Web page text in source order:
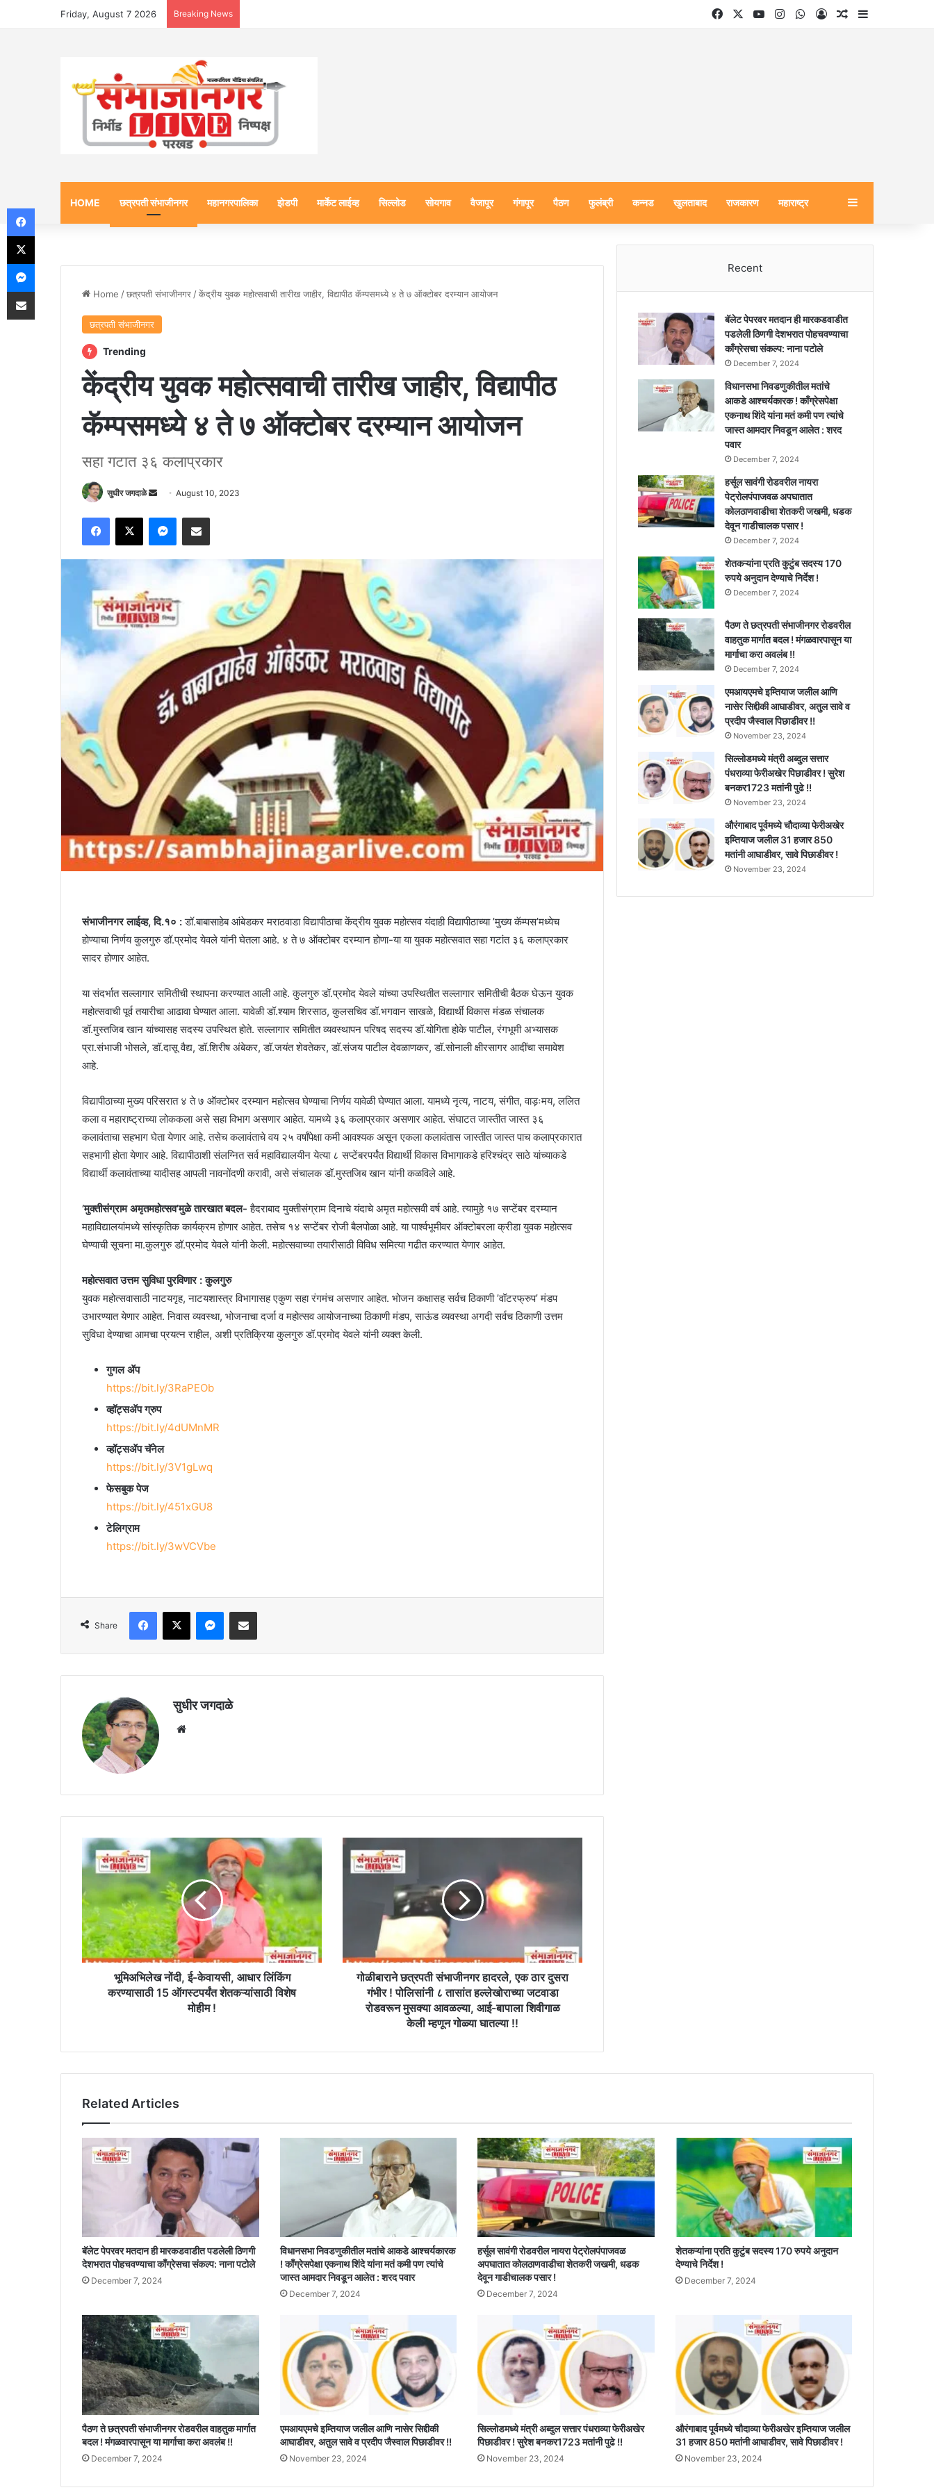
Friday, August 7 2026 Breaking News FacebookYouTubeInstagramWhatsApp
Log InRandom Article
Sidebar
HOME छत्रपती संभाजीनगर महानगरपालिका झेडपी मार्केट लाईव्ह सिल्लोड सोयगाव वैजापूर गंगापूर पैठण फुलंब्री कन्नड खुलताबाद राजकारण महाराष्ट्र Sidebar
Home /छत्रपती संभाजीनगर /केंद्रीय युवक महोत्सवाची तारीख जाहीर, विद्यापीठ कॅम्पसमध्ये ४ ते ७ ऑक्टोबर दरम्यान आयोजन
छत्रपती संभाजीनगर
Trending
केंद्रीय युवक महोत्सवाची तारीख जाहीर, विद्यापीठ
कॅम्पसमध्ये ४ ते ७ ऑक्टोबर दरम्यान आयोजन
सहा गटात ३६ कलाप्रकार
सुधीर जगदाळे
Send
email
August 10, 2023
Facebook
X Messenger
Share via Email
संभाजीनगर लाईव्ह, दि.१० :डॉ.बाबासाहेब आंबेडकर मराठवाडा विद्यापीठाचा केंद्रीय युवक महोत्सव यंदाही विद्यापीठाच्या ’मुख्य कॅम्पस’मध्येच
होण्याचा निर्णय कुलगुरु डॉ.प्रमोद येवले यांनी घेतला आहे. ४ ते ७ ऑक्टोबर दरम्यान होणा-या या युवक महोत्सवात सहा गटांत ३६ कलाप्रकार
सादर होणार आहेत.
या संदर्भात सल्लागार समितीची स्थापना करण्यात आली आहे. कुलगुरु डॉ.प्रमोद येवले यांच्या उपस्थितीत सल्लागार समितीची बैठक घेऊन युवक
महोत्सवाची पूर्व तयारीचा आढावा घेण्यात आला. यावेळी डॉ.श्याम शिरसाठ, कुलसचिव डॉ.भगवान साखळे, विद्यार्थी विकास मंडळ संचालक
डॉ.मुस्तजिब खान यांच्यासह सदस्य उपस्थित होते. सल्लागार समितीत व्यवस्थापन परिषद सदस्य डॉ.योगिता होके पाटील, रंगभूमी अभ्यासक
प्रा.संभाजी भोसले, डॉ.दासू वैद्य, डॉ.शिरीष अंबेकर, डॉ.जयंत शेवतेकर, डॉ.संजय पाटील देवळाणकर, डॉ.सोनाली क्षीरसागर आदींचा समावेश
आहे.
विद्यापीठाच्या मुख्य परिसरात ४ ते ७ ऑक्टोबर दरम्यान महोत्सव घेण्याचा निर्णय यावेळी घेण्यात आला. यामध्ये नृत्य, नाटय, संगीत, वाड़ःमय, ललित
कला व महाराष्ट्राच्या लोककला असे सहा विभाग असणार आहेत. यामध्ये ३६ कलाप्रकार असणार आहेत. संघाटत जास्तीत जास्त ३६
कलावंताचा सहभाग घेता येणार आहे. तसेच कलावंताचे वय २५ वर्षांपेक्षा कमी आवश्यक असून एकला कलावंतास जास्तीत जास्त पाच कलाप्रकारात
सहभागी होता येणार आहे. विद्यापीठाशी संलग्नित सर्व महाविद्यालयीन येत्या ८ सप्टेंबरपर्यंत विद्यार्थी विकास विभागाकडे हरिश्चंद्र साठे यांच्याकडे
विद्यार्थी कलावंताच्या यादीसह आपली नावनोंदणी करावी, असे संचालक डॉ.मुस्तजिब खान यांनी कळविले आहे.
’मुक्तीसंग्राम अमृतमहोत्सव’मुळे तारखात बदल-हैदराबाद मुक्तीसंग्राम दिनाचे यंदाचे अमृत महोत्सवी वर्ष आहे. त्यामुहे १७ सप्टेंबर दरम्यान
महाविद्यालयांमध्ये सांस्कृतिक कार्यक्रम होणार आहेत. तसेच १४ सप्टेंबर रोजी बैलपोळा आहे. या पार्श्वभूमीवर ऑक्टोबरला क्रीडा युवक महोत्सव
घेण्याची सूचना मा.कुलगुरु डॉ.प्रमोद येवले यांनी केली. महोत्सवाच्या तयारीसाठी विविध समित्या गढीत करण्यात येणार आहेत.
महोत्सवात उत्तम सुविधा पुरविणार : कुलगुरु
युवक महोत्सवासाठी नाटयगृह, नाटयशास्त्र विभागासह एकुण सहा रंगमंच असणार आहेत. भोजन कक्षासह सर्वच ठिकाणी ’वॉटरफ्रुप’ मंडप
उभारण्यात येणार आहेत. निवास व्यवस्था, भोजनाचा दर्जा व महोत्सव आयोजनाच्या ठिकाणी मंडप, साऊंड व्यवस्था अगदी सर्वच ठिकाणी उत्तम
सुविधा देण्याचा आमचा प्रयत्न राहील, अशी प्रतिक्रिया कुलगुरु डॉ.प्रमोद येवले यांनी व्यक्त केली.
गुगल ॲप
https://bit.ly/3RaPEOb
व्हॉट्सॲप ग्रुप
https://bit.ly/4dUMnMR
व्हॉट्सॲप चॅनेल
https://bit.ly/3V1gLwq
फेसबुक पेज
https://bit.ly/451xGU8
टेलिग्राम
https://bit.ly/3wVCVbe
Share
Facebook
X Messenger
Share via Email
सुधीर जगदाळे
भूमिअभिलेख
नोंदी,
ई-
केवायसी,
आधार
लिंकिंग
करण्यासाठी
15
ऑगस्टपर्यंत
शेतकऱ्यांसाठीभूमिअभिलेख नोंदी, ई-केवायसी, आधार लिंकिंग
करण्यासाठी 15 ऑगस्टपर्यंत शेतकऱ्यांसाठी विशेष
मोहीम !
गोळीबाराने
छत्रपती
संभाजीनगर
!
पोलिसांनी
आवळल्या,
शिवीगाळ
केली
म्हणून
गोळ्या
गोळीबाराने छत्रपती संभाजीनगर हादरले, एक ठार दुसरा
गंभीर ! पोलिसांनी ८ तासांत हल्लेखोराच्या जटवाडा
रोडवरून मुसक्या आवळल्या, आई-बापाला शिवीगाळ
केली म्हणून गोळ्या घातल्या !!
Recent
बॅलेट पेपरवर मतदान ही मारकडवाडीत
पडलेली ठिणगी देशभरात पोहचवण्याचा
काँग्रेसचा संकल्प: नाना पटोले
December 7, 2024
विधानसभा निवडणुकीतील मतांचे
आकडे आश्चर्यकारक ! काँग्रेसपेक्षा
एकनाथ शिंदे यांना मतं कमी पण त्यांचे
जास्त आमदार निवडून आलेत : शरद
पवार
December 7, 2024
हर्सूल सावंगी रोडवरील नायरा
पेट्रोलपंपाजवळ अपघातात
कोलठाणवाडीचा शेतकरी जखमी, धडक
देवून गाडीचालक पसार !
December 7, 2024
शेतकऱ्यांना प्रति कुटुंब सदस्य 170
रुपये अनुदान देण्याचे निर्देश !
December 7, 2024
पैठण ते छत्रपती संभाजीनगर रोडवरील
वाहतुक मार्गात बदल ! मंगळवारपासून या
मार्गाचा करा अवलंब !!
December 7, 2024
एमआयएमचे इम्तियाज जलील आणि
नासेर सिद्दीकी आघाडीवर, अतुल सावे व
प्रदीप जैस्वाल पिछाडीवर !!
November 23, 2024
सिल्लोडमध्ये मंत्री अब्दुल सत्तार
पंधराव्या फेरीअखेर पिछाडीवर ! सुरेश
बनकर1723 मतांनी पुढे !!
November 23, 2024
औरंगाबाद पूर्वमध्ये चौदाव्या फेरीअखेर
इम्तियाज जलील 31 हजार 850
मतांनी आघाडीवर, सावे पिछाडीवर !
November 23, 2024
Related Articles
बॅलेट पेपरवर मतदान ही मारकडवाडीत पडलेली ठिणगी
देशभरात पोहचवण्याचा काँग्रेसचा संकल्प: नाना पटोले
December 7, 2024
विधानसभा निवडणुकीतील मतांचे आकडे आश्चर्यकारक
! काँग्रेसपेक्षा एकनाथ शिंदे यांना मतं कमी पण त्यांचे
जास्त आमदार निवडून आलेत : शरद पवार
December 7, 2024
हर्सूल सावंगी रोडवरील नायरा पेट्रोलपंपाजवळ
अपघातात कोलठाणवाडीचा शेतकरी जखमी, धडक
देवून गाडीचालक पसार !
December 7, 2024
शेतकऱ्यांना प्रति कुटुंब सदस्य 170 रुपये अनुदान
देण्याचे निर्देश !
December 7, 2024
पैठण ते छत्रपती संभाजीनगर रोडवरील वाहतुक मार्गात
बदल ! मंगळवारपासून या मार्गाचा करा अवलंब !!
December 7, 2024
एमआयएमचे इम्तियाज जलील आणि नासेर सिद्दीकी
आघाडीवर, अतुल सावे व प्रदीप जैस्वाल पिछाडीवर !!
November 23, 2024
सिल्लोडमध्ये मंत्री अब्दुल सत्तार पंधराव्या फेरीअखेर
पिछाडीवर ! सुरेश बनकर1723 मतांनी पुढे !!
November 23, 2024
औरंगाबाद पूर्वमध्ये चौदाव्या फेरीअखेर इम्तियाज जलील
31 हजार 850 मतांनी आघाडीवर, सावे पिछाडीवर !
November 23, 2024
Facebook
X
Messenger
Share via Email